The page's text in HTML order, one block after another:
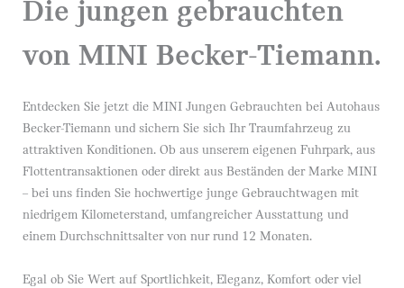
Die jungen gebrauchten
von MINI Becker-Tiemann.
Entdecken Sie jetzt die MINI Jungen Gebrauchten bei Autohaus
Becker-Tiemann und sichern Sie sich Ihr Traumfahrzeug zu
attraktiven Konditionen. Ob aus unserem eigenen Fuhrpark, aus
Flottentransaktionen oder direkt aus Beständen der Marke MINI
– bei uns finden Sie hochwertige junge Gebrauchtwagen mit
niedrigem Kilometerstand, umfangreicher Ausstattung und
einem Durchschnittsalter von nur rund 12 Monaten.
Egal ob Sie Wert auf Sportlichkeit, Eleganz, Komfort oder viel